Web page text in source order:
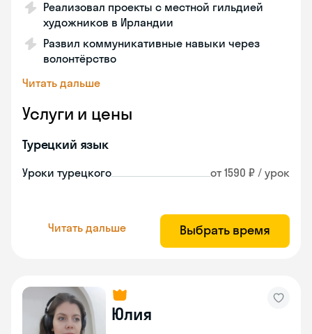
Реализовал проекты с местной гильдией
художников в Ирландии
Развил коммуникативные навыки через
волонтёрство
Читать дальше
Услуги и цены
Турецкий язык
Уроки турецкого от 1590 ₽ / урок
Читать дальше Выбрать время
Юлия